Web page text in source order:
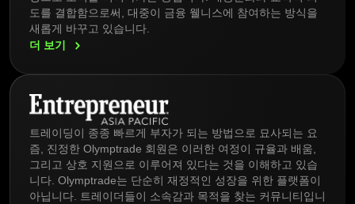
도를 결합함으로써, 대중이 금융 웰니스에 참여하는 방식을
새롭게 바꾸고 있습니다.
더 보기
트레이딩이 종종 빠르게 부자가 되는 방법으로 묘사되는 요
즘, 진정한 Olymptrade 회원은 이러한 여정이 규율과 배움,
그리고 상호 지원으로 이루어져 있다는 것을 이해하고 있습
니다. Olymptrade는 단순히 재정적인 성장을 위한 플랫폼이
아닙니다. 트레이더들이 소속감과 목적을 찾는 커뮤니티입니